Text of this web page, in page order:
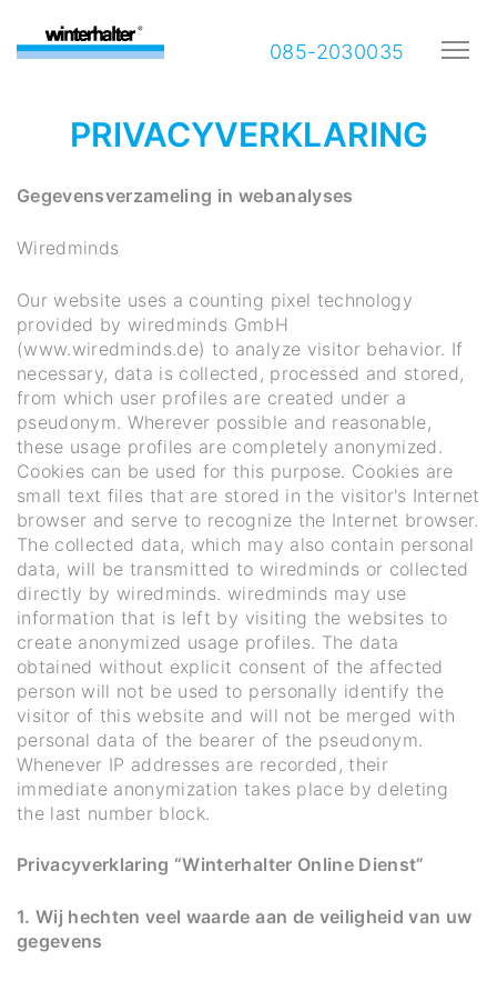
085-2030035
PRIVACYVERKLARING
Gegevensverzameling in webanalyses
Wiredminds
Our website uses a counting pixel technology
provided by wiredminds GmbH
(www.wiredminds.de) to analyze visitor behavior. If
necessary, data is collected, processed and stored,
from which user profiles are created under a
pseudonym. Wherever possible and reasonable,
these usage profiles are completely anonymized.
Cookies can be used for this purpose. Cookies are
small text files that are stored in the visitor's Internet
browser and serve to recognize the Internet browser.
The collected data, which may also contain personal
data, will be transmitted to wiredminds or collected
directly by wiredminds. wiredminds may use
information that is left by visiting the websites to
create anonymized usage profiles. The data
obtained without explicit consent of the affected
person will not be used to personally identify the
visitor of this website and will not be merged with
personal data of the bearer of the pseudonym.
Whenever IP addresses are recorded, their
immediate anonymization takes place by deleting
the last number block.
Privacyverklaring “Winterhalter Online Dienst”
1. Wij hechten veel waarde aan de veiligheid van uw
gegevens